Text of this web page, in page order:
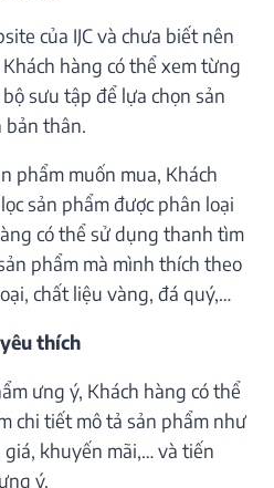
của IJC và chưa biết nên
hàng có thể xem từng
sưu tập để lựa chọn sản
bản thân.
phẩm muốn mua, Khách
sản phẩm được phân loại
có thể sử dụng thanh tìm
phẩm mà mình thích theo
chất liệu vàng, đá quý,…
thích
ưng ý, Khách hàng có thể
chi tiết mô tả sản phẩm như
khuyến mãi,… và tiến
ý.